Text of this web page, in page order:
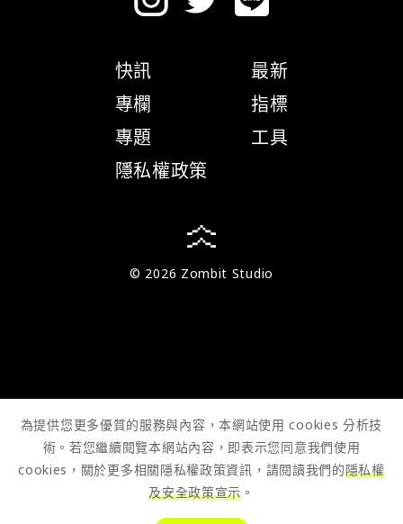
快訊
專欄
專題
隱私權政策
最新
指標
工具
© 2026 Zombit Studio
為提供您更多優質的服務與內容，本網站使用 cookies 分析技
術。若您繼續閱覽本網站內容，即表示您同意我們使用
cookies，關於更多相關隱私權政策資訊，請閱讀我們的隱私權
及安全政策宣示 。